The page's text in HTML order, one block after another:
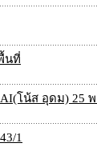
นที่
โน้ส อุดม) 25
1